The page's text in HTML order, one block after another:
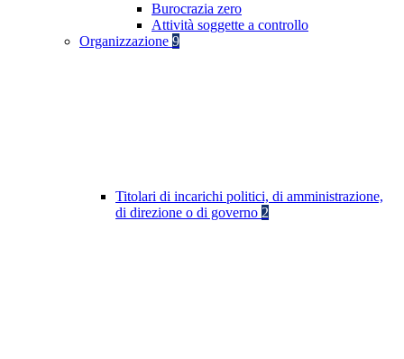
Burocrazia zero
Attività soggette a controllo
Organizzazione 9
Titolari di incarichi politici, di amministrazione,
di direzione o di governo 2